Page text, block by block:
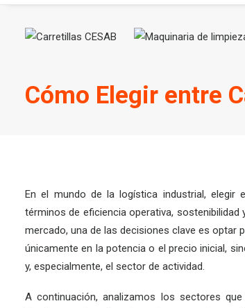
Cómo Elegir entre
En el mundo de la logística industrial, elegir
términos de eficiencia operativa,
mercado, una de las decisiones clave es optar
únicamente en la potencia o el precio inicial,
y, especialmente, el sector de actividad.
A continuación, analizamos los sectores